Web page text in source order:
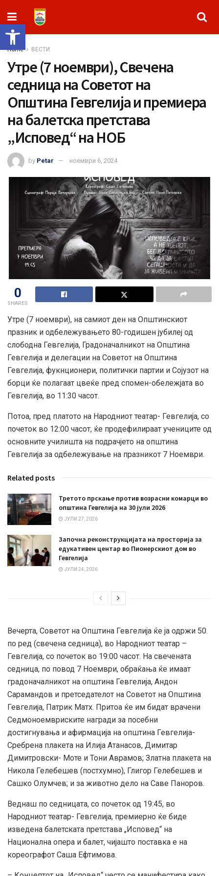
Open toolbar
Home ВЕСТИ
Утре (7 ноември), Свечена
седница на Советот на
Општина Гевгелија и премиера
на балетска претстава
„Исповед“ на НОБ
by Petar ноември 6, 2024
0
SHARES
Утре (7 ноември), на самиот ден на Општинскиот
празник и одбележувањето 80-годишен јубилеј од
слободна Гевгелија, Градоначалникот на Општина
Гевгелија и делегации на Советот на Општина
Гевгелија, фукнционери, политички партии и Сојузот на
борци ќе полагаат цвеќе пред спомен-обележјата во
Гевгелија, во 11:30 часот.
Потоа, пред платото на Народниот театар- Гевгелија, со
почеток во 12:00 часот, ќе продефилираат учениците од
основните училишта на подрачјето на општина
Гевгелија за одбележување на празникот 7 Ноември.
Related posts
Третото прскање против возрасни комарци во
општина Гевгелија на 30 јули 2026
ЈУЛИ 27, 2026
Започна реконструкцијата на просторија за
едукативен центар во Пионерскиот дом во
Гевгелија
ЈУЛИ 24, 2026
Вечерта, Советот на Општина Гевгелија ќе ја одржи 50.
по ред (свечена седница), во Народниот театар –
Гевгелија, со почеток во 19:00 часот. На свечената
седница, по повод 7 Ноември, обраќања ќе имаат
градоначалникот на општина Гевгелија, Андон
Сарамандов и претседателот на Советот на Општина
Гевгелија, Патрик Матх. Притоа ќе им бидат врачени
Седмоноемвриските награди за посебни
достигнувања и афирмација на општина Гевгелија-
Сребрена плакета на Илија Атанасов, Димитар
Димитровски- Моте и Тони Аврамов; Златна плакета на
Никола Гелебешев (постхумно), Глигор Гелебешев и
Сашко Олумчев; и за животно дело на Саве Паноров.
Веднаш по седницата, со почеток од 19:45, во
Народниот театар- Гевгелија, премиерно ќе биде
изведена балетската претстава „Исповед“ на
Национална опера и балет, чијашто поставка е на
кореографот Саша Ефтимова.